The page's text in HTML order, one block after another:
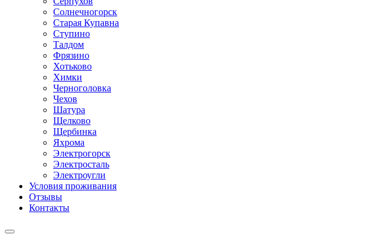
Солнечногорск
Старая Купавна
Ступино
Талдом
Фрязино
Хотьково
Химки
Черноголовка
Чехов
Шатура
Щелково
Щербинка
Яхрома
Электрогорск
Электросталь
Электроугли
Условия проживания
Отзывы
Контакты